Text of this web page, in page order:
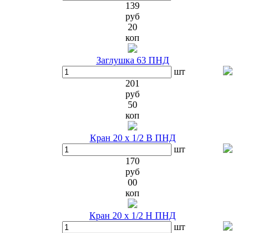
139
руб
20
коп
Заглушка 63 ПНД
шт
201
руб
50
коп
Кран 20 х 1/2 В ПНД
шт
170
руб
00
коп
Кран 20 х 1/2 Н ПНД
шт